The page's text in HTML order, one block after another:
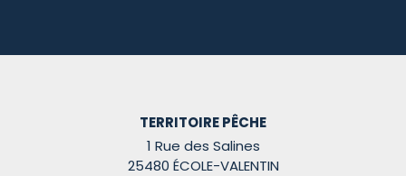
TERRITOIRE PÊCHE
1 Rue des Salines
25480 ÉCOLE-VALENTIN